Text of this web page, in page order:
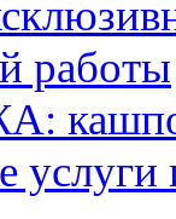
работы
кашпо
услуги